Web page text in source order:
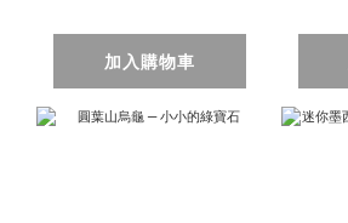
加入購物車